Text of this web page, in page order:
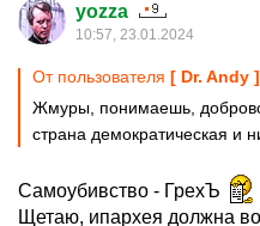
yozza
10:57, 23.01.2024
От пользователя [ Dr. Andy ]
Жмуры, понимаешь,
страна демократическая и
Самоубивство - ГрехЪ
Щетаю, ипархея должна